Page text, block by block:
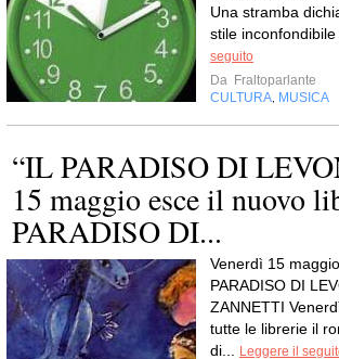
Una stramba
stile
seguito
Da Fraltoparlante
CULTURA MUSICA
“IL PARADISO DI
15 maggio esce il nuovo
PARADISO DI...
Venerdì 15
PARADISO DI
ZANNETTI
tutte le librerie il
di...
Leggere il